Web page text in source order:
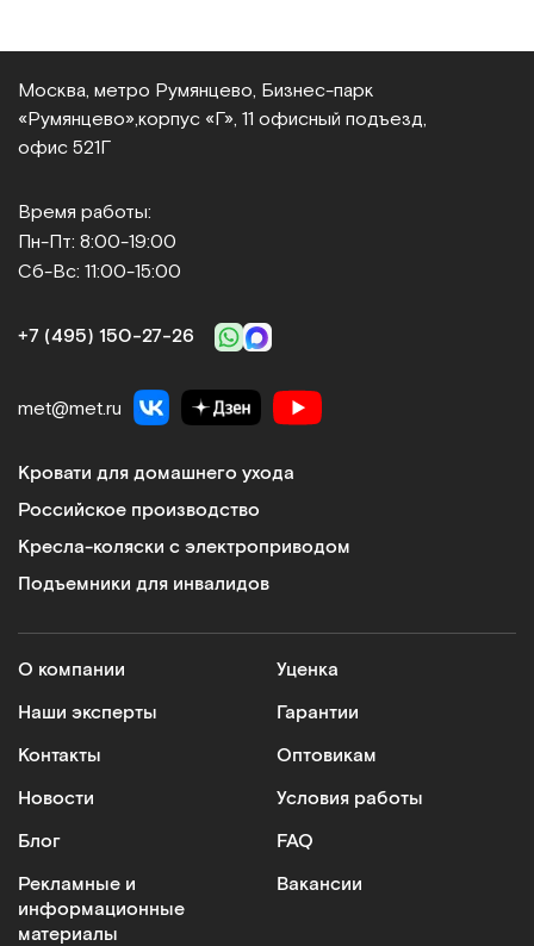
Москва, метро Румянцево, Бизнес‑парк
«Румянцево», корпус «Г», 11 офисный подъезд,
офис 521Г
Время работы:
Пн-Пт: 8:00-19:00
Сб-Вс: 11:00-15:00
+7 (495) 150‑27‑26
met@met.ru
Кровати для домашнего ухода
Российское производство
Кресла-коляски с электроприводом
Подъемники для инвалидов
О компании
Наши эксперты
Контакты
Новости
Блог
Рекламные и
информационные
материалы
Уценка
Гарантии
Оптовикам
Условия работы
FAQ
Вакансии